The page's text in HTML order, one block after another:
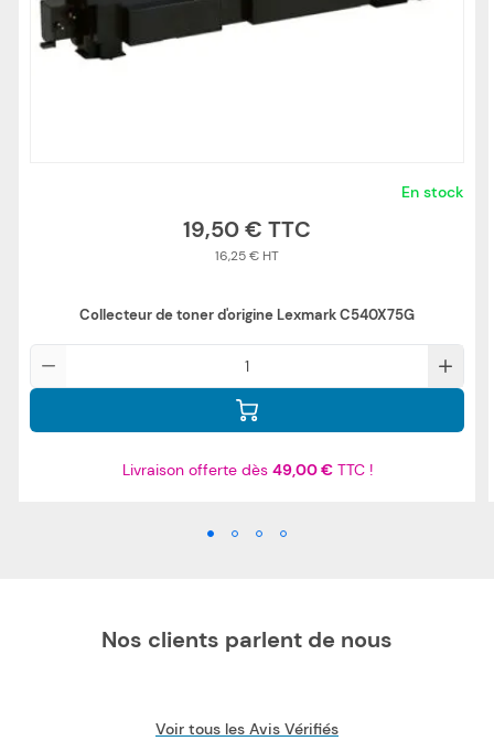
En stock
19,50 €
16,25 €
Collecteur de toner d'origine Lexmark C540X75G
Livraison offerte dès 49,00 €TTC !
Nos clients parlent de nous
Voir tous les Avis Vérifiés